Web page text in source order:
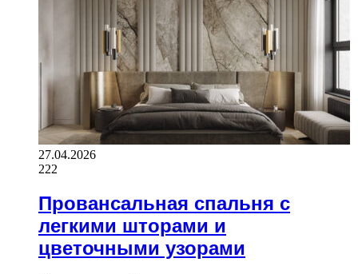
27.04.2026
222
Провансальная спальня с
легкими шторами и
цветочными узорами